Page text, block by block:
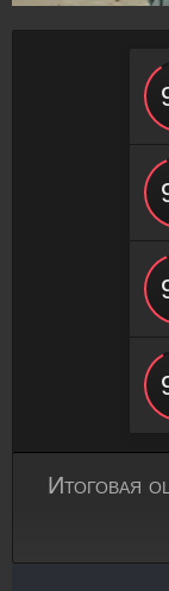
Итоговая